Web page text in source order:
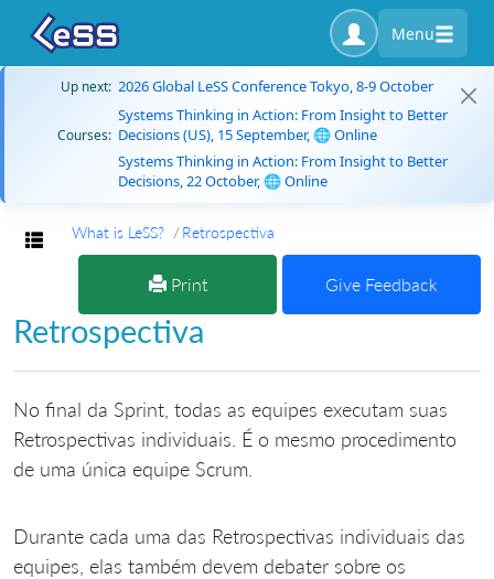
Menu
Up next: 2026 Global LeSS Conference Tokyo, 8-9 October
Courses:
Systems Thinking in Action: From Insight to Better
Decisions (US), 15 September, 🌐 Online
Systems Thinking in Action: From Insight to Better
Decisions, 22 October, 🌐 Online
Toggle navigation
What is LeSS? Retrospectiva
Print Give Feedback
Retrospectiva
No final da Sprint, todas as equipes executam suas
Retrospectivas individuais. É o mesmo procedimento
de uma única equipe Scrum.
Durante cada uma das Retrospectivas individuais das
equipes, elas também devem debater sobre os